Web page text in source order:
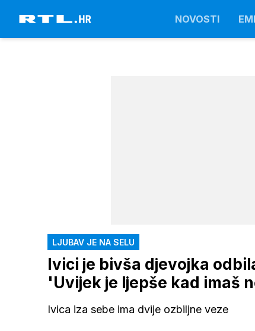
NOVOSTI
LJUBAV JE NA SELU
Ivici je bivša djevojka
'Uvijek je ljepše kad imaš
Ivica iza sebe ima dvije ozbiljne veze